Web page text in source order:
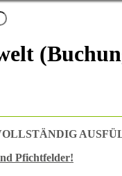
Pfichtfelder!